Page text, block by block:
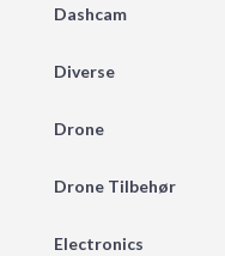
Dashcam
Diverse
Drone
Drone Tilbehør
Electronics